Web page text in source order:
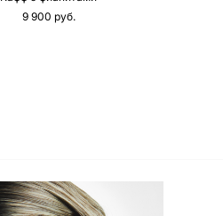
9 900 pуб.